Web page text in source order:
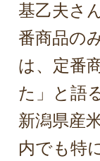
基乙夫さ
番商品の
は、定番
た」と語
新潟県産
内でも特